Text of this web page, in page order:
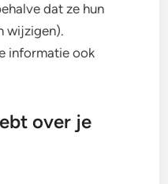
dat ze hun
wijzigen).
informatie ook
over je